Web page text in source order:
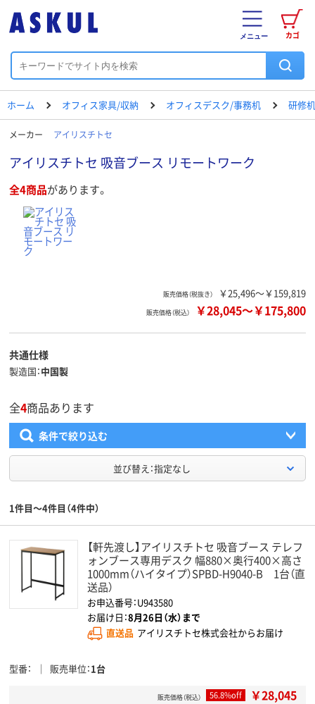
カゴ
メニュー
ホーム オフィス家具/収納 オフィスデスク/事務机 研修
メーカー アイリスチトセ
アイリスチトセ 吸音ブース リモートワーク
全4商品があります。
販売価格（税抜き） ￥25,496～￥159,819
販売価格（税込） ￥28,045～￥175,800
共通仕様
製造国 中国製
全4商品あります
条件で絞り込む
並び替え：指定なし
1件目～4件目（4件中）
【軒先渡し】アイリスチトセ 吸音ブース テレフ
ォンブース専用デスク 幅880×奥行400×高さ
1000mm（ハイタイプ）SPBD-H9040-B 1台（直
送品）
お申込番号：U943580
お届け日：8月26日（水）まで
直送品 アイリスチトセ株式会社からお届け
型番 販売単位 1台
販売価格（税込） 56.8%off ￥28,045